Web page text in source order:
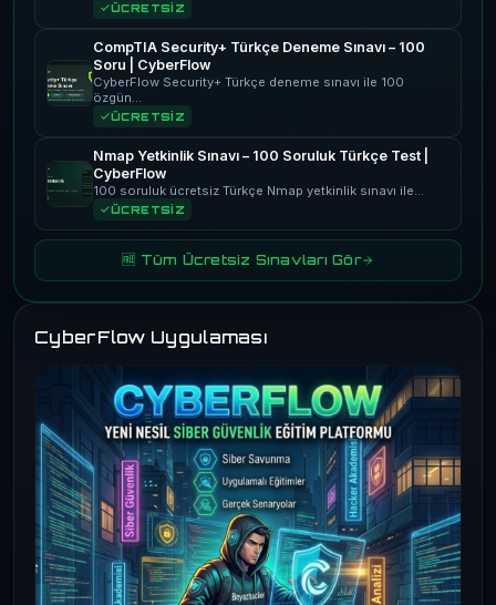
ÜCRETSİZ
CompTIA Security+ Türkçe Deneme Sınavı – 100
Soru | CyberFlow
CyberFlow Security+ Türkçe deneme sınavı ile 100
özgün…
ÜCRETSİZ
Nmap Yetkinlik Sınavı – 100 Soruluk Türkçe Test |
CyberFlow
100 soruluk ücretsiz Türkçe Nmap yetkinlik sınavı ile…
ÜCRETSİZ
🆓 Tüm Ücretsiz Sınavları Gör
CyberFlow Uygulaması